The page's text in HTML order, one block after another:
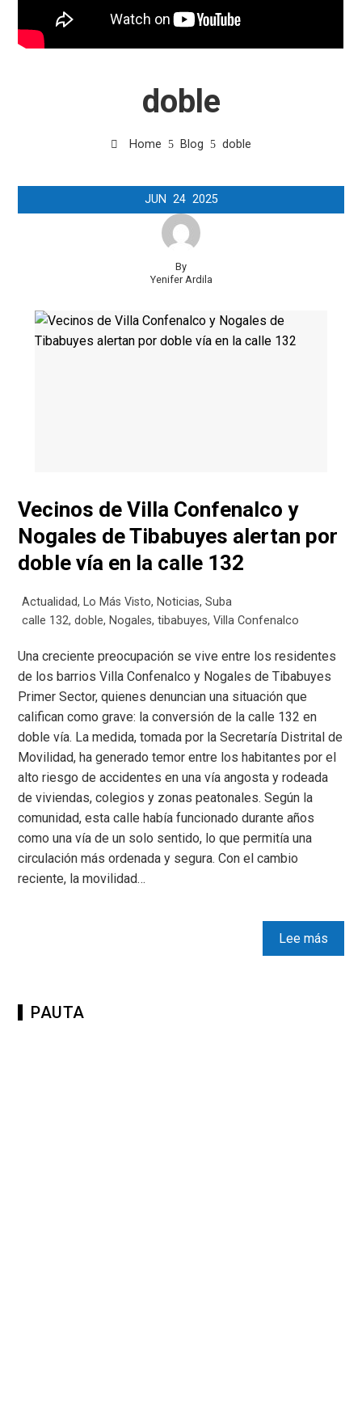
doble
Home Blog doble
JUN 24 2025
By
Yenifer Ardila
Vecinos de Villa Confenalco y
Nogales de Tibabuyes alertan por
doble vía en la calle 132
Actualidad, Lo Más Visto, Noticias,Suba
calle 132,doble, Nogales,tibabuyes,Villa Confenalco
Una creciente preocupación se vive entre los residentes
de los barrios Villa Confenalco y Nogales de Tibabuyes
Primer Sector, quienes denuncian una situación que
califican como grave: la conversión de la calle 132 en
doble vía. La medida, tomada por la Secretaría Distrital de
Movilidad, ha generado temor entre los habitantes por el
alto riesgo de accidentes en una vía angosta y rodeada
de viviendas, colegios y zonas peatonales. Según la
comunidad, esta calle había funcionado durante años
como una vía de un solo sentido, lo que permitía una
circulación más ordenada y segura. Con el cambio
reciente, la movilidad…
Lee más
PAUTA